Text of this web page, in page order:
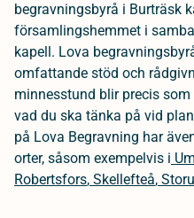
begravningsbyrå i Burträsk
församlingshemmet i
kapell. Lova
omfattande stöd och
minnesstund blir precis
vad du ska tänka på vid
på Lova Begravning har
orter, såsom exempelvis i
Robertsfors, Skellefteå,